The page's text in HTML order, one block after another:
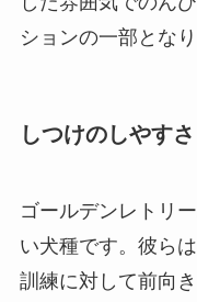
ションの一部となり
しつけのしやすさ
ゴールデンレトリ
い犬種です。彼ら
訓練に対して前向